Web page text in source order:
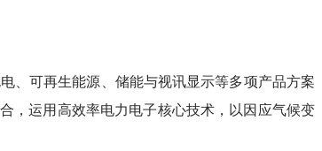
、可再生能源、储能与视讯显示等多项产品方案
，运用高效率电力电子核心技术，以因应气候变